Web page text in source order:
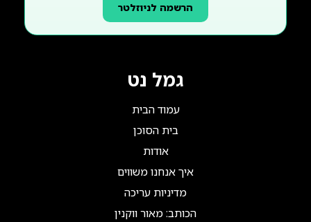
הרשמה לניוזלטר
גמל נט
עמוד הבית
בית הסוכן
אודות
איך אנחנו משווים
מדיניות עריכה
הכותב: מאור ווקנין